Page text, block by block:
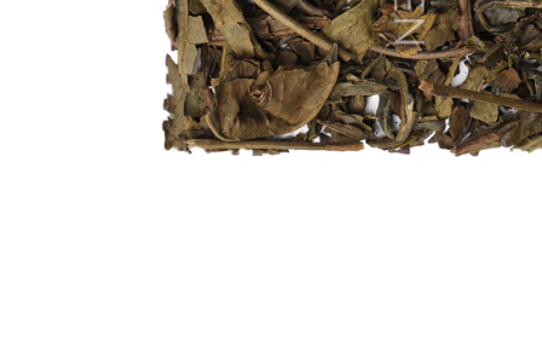
Zum Anfang der Bildgalerie springen